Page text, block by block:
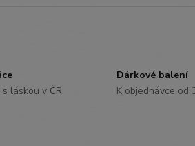
láskou v ČR
Dárkové balení
K objednávce od